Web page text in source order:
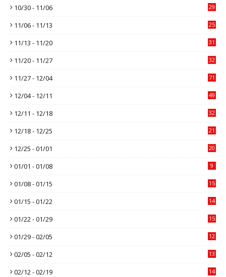
10/30 - 11/06 29
11/06 - 11/13 25
11/13 - 11/20 31
11/20 - 11/27 32
11/27 - 12/04 71
12/04 - 12/11 49
12/11 - 12/18 32
12/18 - 12/25 21
12/25 - 01/01 20
01/01 - 01/08 9
01/08 - 01/15 15
01/15 - 01/22 14
01/22 - 01/29 15
01/29 - 02/05 12
02/05 - 02/12 13
02/12 - 02/19 14